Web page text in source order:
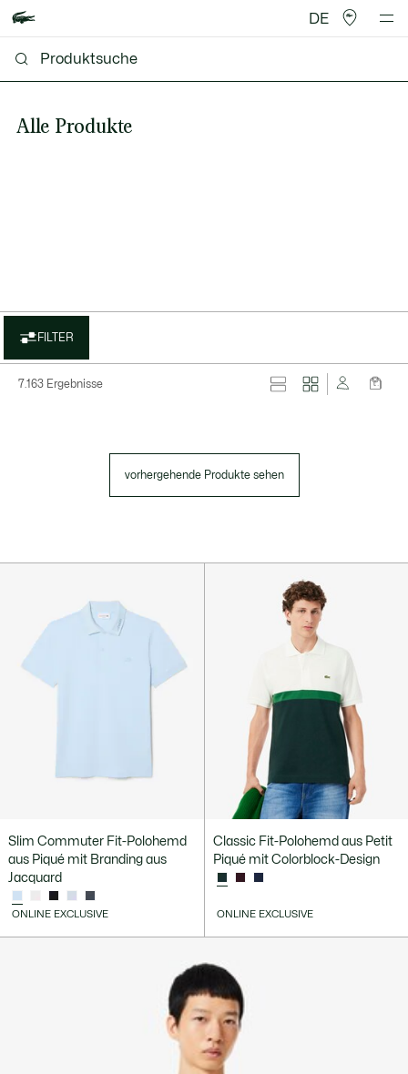
DE
Alle Produkte
FILTER
7.163 Ergebnisse
vorhergehende Produkte sehen
Slim Commuter Fit-Polohemd
aus Piqué mit Branding aus
Jacquard
ONLINE EXCLUSIVE
Classic Fit-Polohemd aus Petit
Piqué mit Colorblock-Design
ONLINE EXCLUSIVE